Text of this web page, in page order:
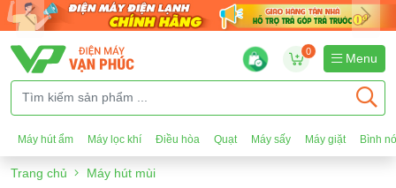
0
Menu
Máy hút ẩm Máy lọc khí Điều hòa Quạt Máy sấy Máy giặt Bình
Trang chủ Máy hút mùi